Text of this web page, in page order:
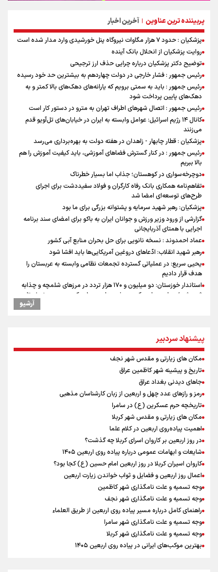
پربیننده ترین عناوین | آخرین اخبار
پزشکیان : حدود ۷ هزار مگاوات نیروگاه پنل خورشیدی وارد مدار شده است
روایت پزشکیان از انحلال بانک آینده
توضیح دکتر پزشکیان درباره چرایی حذف ارز ترجیحی
رئیس جمهور : فشار خارجی در دولت چهاردهم به بیشترین حد خود رسیده
رئیس جمهور : باید به سمتی برویم که یارانه‌های دهک‌های بالا کمتر و به
دهک‌های پایین پرداخت شود
رئیس جمهور : اتصال شهرهای اطراف تهران به مترو در دستور کار است
کانال ۱۴ رژیم اسرائیل: عوامل وابسته به ایران در خیابان‌های تل‌آویو قدم
می‌زنند
پزشکیان : قطار چابهار - زاهدان در هفته دولت به بهره‌برداری می‌رسد
رئیس جمهور : در کنار گسترش فضاهای آموزشی، باید کیفیت آموزش را هم
بالا ببریم
دوچرخه‌سواری در کوهستان؛ جذاب اما بسیار خطرناک
تفاهم‌نامه همکاری بانک رفاه کارگران و فولاد سفیددشت برای اجرای
طرح‌های توسعه‌ای امضا شد
پزشکیان: رهبر شهید سرمایه و پشتوانه بزرگی برای ما بود
گزارشی از ورود وزیر ورزش و جوانان ایران به باکو برای امضای سند برنامه
اجرایی با همتای آذربایجانی
عماد احمدوند : نسخه نانویی برای حل بحران منابع آبی کشور
رهبر شهید انقلاب: ادّعاهای دروغین آمریکایی‌ها باید افشا شود
یحیی سریع: در عملیاتی گسترده تجمعات نظامی وابسته به عربستان را
هدف قرار دادیم
استاندار خوزستان: دو میلیون و ۱۷۰ هزار تردد در مرزهای شلمچه و چذابه
ثبت شد / برپایی هزار موکب در خوزستان و ۱۰۰ موکب در مسیر نجف تا
جابجایی مرکز ثقل اقتصاد جهان انجام شد/ فرصت طلایی برای اقتصاد
ایران +نمودار
امیررضا غلامی، ملی پوش تکواندو : تمرکزم روی مسابقات پاکستان است نه
بازی های آسیایی
رادین زینالی، ملی پوش تکواندو : قدم به قدم تلاش می کنم تا به طلای
المپیک برسم
کانادا دو مظنون تیراندازی در نزدیکی کنسولگری آمریکا را بازداشت کرد
ونس: ایرانی‌ها مذاکره‌کنندگان سرسختی هستند
اردوی تیم ملی تکواندو
در ادامه سیاست جوان‌گرایی در پرسپولیس؛ ستاره‌های امید به بزرگسالان
اضافه شدند
آرشیو
پیشنهاد سردبیر
مکان های زیارتی و مقدس شهر نجف
تاریخ و پیشینه شهر کاظمین عراق
جاهای دیدنی بغداد عراق
رمز و رازهای عدد چهل و اربعین از زبان کارشناسان مذهبی
تاریخچه حرم عسکرین (ع) در سامرا
مکان های زیارتی و مقدس شهر کربلا
اهمیت پیاده‌روی اربعین در کلام علما
در روز اربعین بر کاروان اسرای کربلا چه گذشت؟
شایعات و ابهامات عمومی درباره پیاده روی اربعین ۱۴۰۵
کاروان اسیران کربلا در روز اربعین امام حسین (ع) کجا بود؟
اعمال روز اربعین و فضایل و ثواب خواندن زیارت اربعین
وجه تسمیه و علت نامگذاری شهر کاظمین
وجه تسمیه و علت نامگذاری شهر نجف
راهنمای کامل درباره مسیر پیاده روی اربعین از طریق العلماء
وجه تسمیه و علت نامگذاری شهر سامرا
وجه تسمیه و علت نامگذاری شهر کربلا
بهترین موکب‌های ایرانی در پیاده روی اربعین ۱۴۰۵